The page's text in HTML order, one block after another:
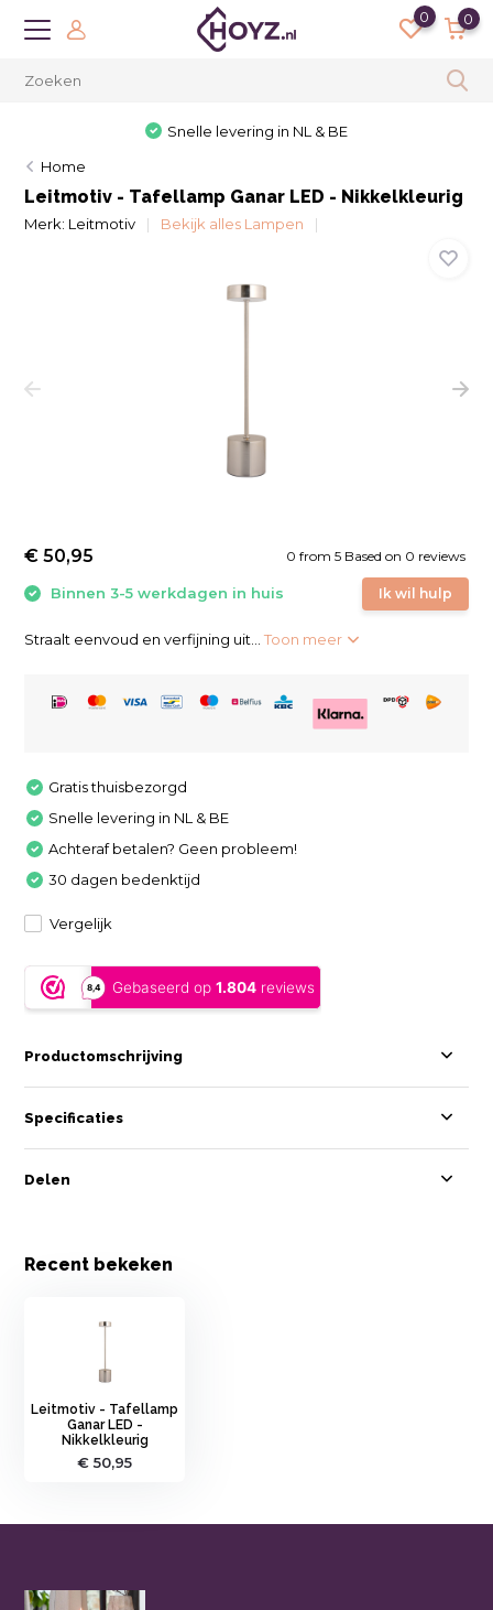
0 0
Snelle levering in NL & BE
Home
Leitmotiv - Tafellamp Ganar LED - Nikkelkleurig
Merk: Leitmotiv Bekijk alles Lampen
0 from 5 Based on 0 reviews
Ik wil hulp
€ 50,95
Binnen 3-5 werkdagen in huis
Straalt eenvoud en verfijning uit...Toon meer
Gratis thuisbezorgd
Snelle levering in NL & BE
Achteraf betalen? Geen probleem!
30 dagen bedenktijd
Vergelijk
Productomschrijving
Specificaties
Delen
Recent bekeken
Leitmotiv - Tafellamp
Ganar LED -
Nikkelkleurig
€ 50,95